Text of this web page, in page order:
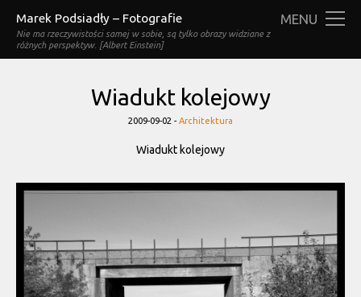
Marek Podsiadły – Fotografie
Nie ma rzeczywistości samej w sobie, są tylko obrazy widziane z
różnych perspektyw. [Albert Einstein]
MENU
Wiadukt kolejowy
2009-09-02 - Categories
Architektura
Wiadukt kolejowy